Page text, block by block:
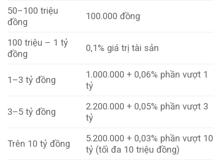
50–100 triệu
đồng
100.000 đồng
100 triệu – 1 tỷ
đồng
0,1% giá trị tài sản
1–3 tỷ đồng
1.000.000 + 0,06% phần vượt 1
tỷ
3–5 tỷ đồng
2.200.000 + 0,05% phần vượt 3
tỷ
Trên 10 tỷ đồng
5.200.000 + 0,03% phần vượt 10
tỷ (tối đa 10 triệu đồng)